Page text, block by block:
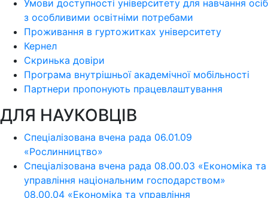
Умови доступності університету для навчання осіб
з особливими освітніми потребами
Проживання в гуртожитках університету
Кернел
Скринька довіри
Програма внутрішньої академічної мобільності
Партнери пропонують працевлаштування
ДЛЯ НАУКОВЦІВ
Спеціалізована вчена рада 06.01.09
«Рослинництво»
Спеціалізована вчена рада 08.00.03 «Економіка та
управління національним господарством»
08.00.04 «Економіка та управління